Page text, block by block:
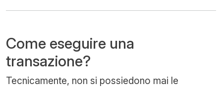
Come eseguire una
transazione?
Tecnicamente, non si possiedono mai le